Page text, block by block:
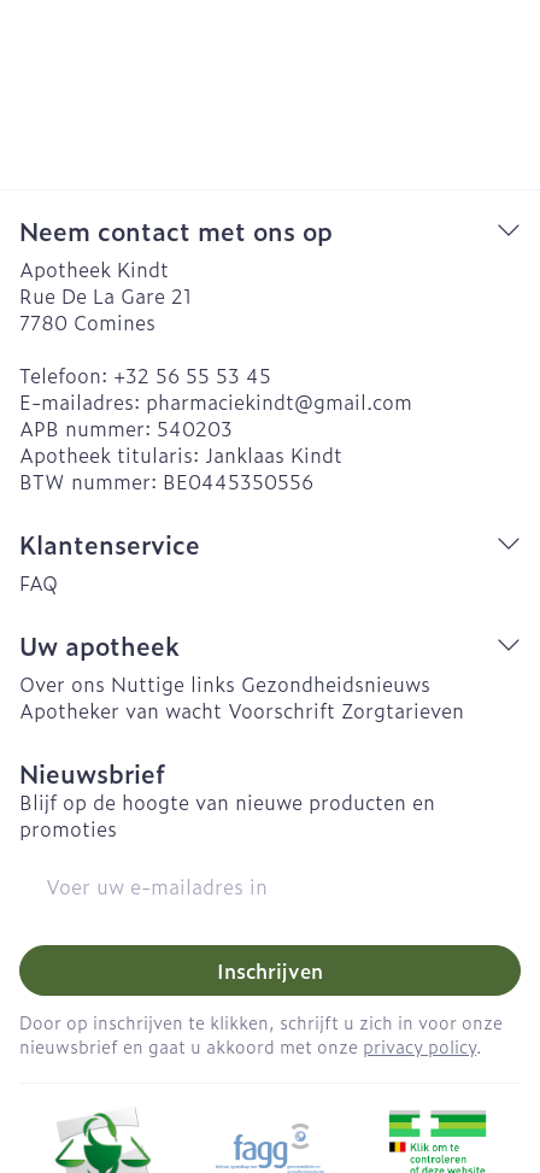
Neem contact met ons op
Apotheek Kindt
Rue De La Gare 21
7780 Comines
Telefoon: +32 56 55 53 45
E-mailadres: pharmaciekindt@gmail.com
APB nummer: 540203
Apotheek titularis: Janklaas Kindt
BTW nummer: BE0445350556
Klantenservice
FAQ
Uw apotheek
Over ons Nuttige links Gezondheidsnieuws
Apotheker van wacht Voorschrift Zorgtarieven
Nieuwsbrief
Blijf op de hoogte van nieuwe producten en
promoties
Inschrijven
Door op inschrijven te klikken, schrijft u zich in voor onze
nieuwsbrief en gaat u akkoord met onze privacy policy.